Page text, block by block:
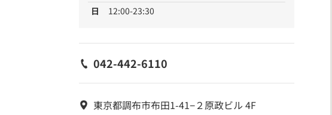
日
12:00-23:30
042-442-6110
東京都調布市布田1-41−２原政ビル 4F